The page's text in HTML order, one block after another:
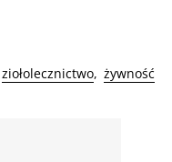
ziołolecznictwo żywność